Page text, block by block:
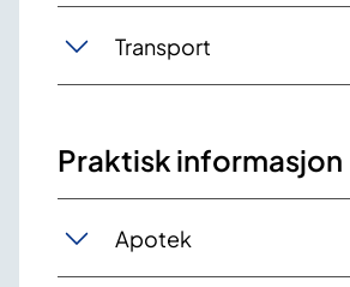
Transport
Praktisk informasjon
Apotek